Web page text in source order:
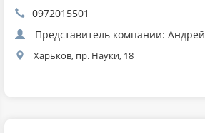
0972015501
Представитель компании: Андрей
Харьков, пр. Науки, 18